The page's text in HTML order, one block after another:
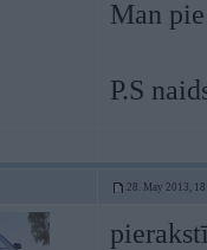
Man
P.S
28. May 2013,